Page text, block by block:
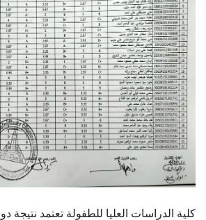
إستراتيجية